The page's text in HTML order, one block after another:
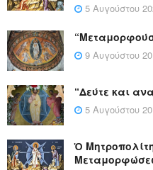
5 Αυγούστου
9 Αυγούστου
“Δεύτε και
5 Αυγούστου
Ὁ